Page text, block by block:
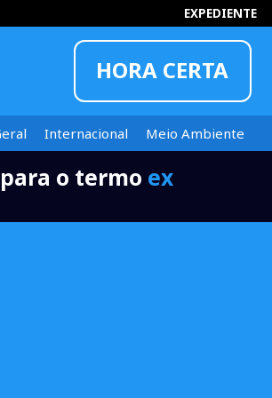
EXPEDIENTE
HORA CERTA
INFORMOU
Internacional
Meio Ambiente
o termo ex